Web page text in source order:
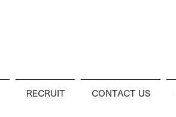
RECRUIT CONTACT US